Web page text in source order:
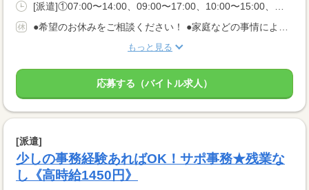
もっと見る
応募する（バイトル求人）
[派遣]
少しの事務経験あればOK！サポ事務★残業な
し《高時給1450円》